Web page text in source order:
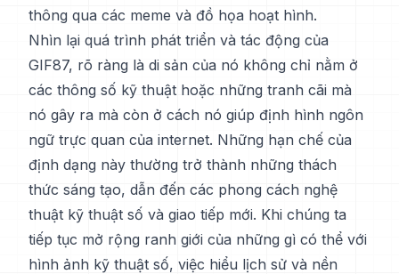
thông qua các meme và đồ họa hoạt hình.
Nhìn lại quá trình phát triển và tác động của
GIF87, rõ ràng là di sản của nó không chỉ nằm ở
các thông số kỹ thuật hoặc những tranh cãi mà
nó gây ra mà còn ở cách nó giúp định hình ngôn
ngữ trực quan của internet. Những hạn chế của
định dạng này thường trở thành những thách
thức sáng tạo, dẫn đến các phong cách nghệ
thuật kỹ thuật số và giao tiếp mới. Khi chúng ta
tiếp tục mở rộng ranh giới của những gì có thể với
hình ảnh kỹ thuật số, việc hiểu lịch sử và nền